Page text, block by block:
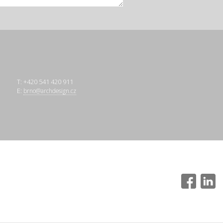
T: +420 541 420 911
E: brno@archdesign.cz